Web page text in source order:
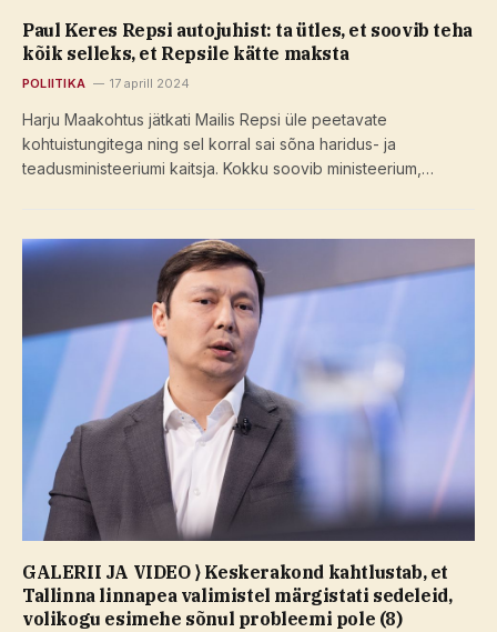
Paul Keres Repsi autojuhist: ta ütles, et soovib teha
kõik selleks, et Repsile kätte maksta
POLIITIKA 17 aprill 2024
Harju Maakohtus jätkati Mailis Repsi üle peetavate
kohtuistungitega ning sel korral sai sõna haridus- ja
teadusministeeriumi kaitsja. Kokku soovib ministeerium,…
GALERII JA VIDEO ⟩ Keskerakond kahtlustab, et
Tallinna linnapea valimistel märgistati sedeleid,
volikogu esimehe sõnul probleemi pole (8)